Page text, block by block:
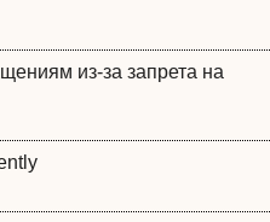
из-за запрета на